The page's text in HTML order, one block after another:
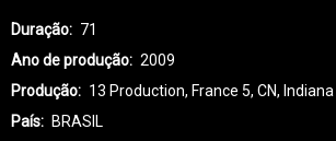
Duração
71
Ano de produção
2009
Produção
13 Production, France 5, CN,
País
BRASIL